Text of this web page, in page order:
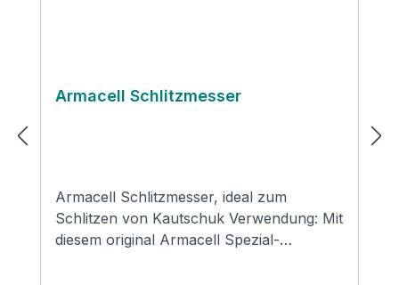
Armacell Schlitzmesser
Armacell Schlitzmesser, ideal zum
Schlitzen von Kautschuk Verwendung: Mit
diesem original Armacell Spezial-